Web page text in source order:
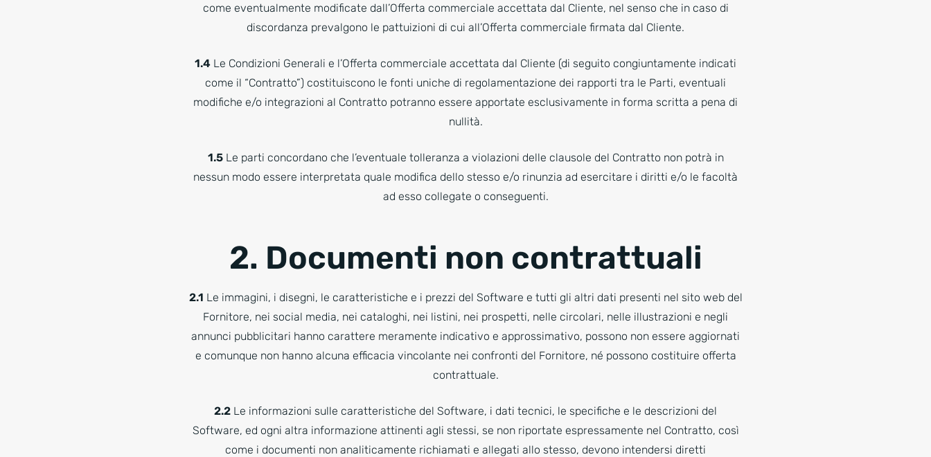
come eventualmente modificate dall’Offerta commerciale accettata dal Cliente, nel senso che in caso di
discordanza prevalgono le pattuizioni di cui all’Offerta commerciale firmata dal Cliente.
1.4 Le Condizioni Generali e l’Offerta commerciale accettata dal Cliente (di seguito congiuntamente indicati
come il “Contratto”) costituiscono le fonti uniche di regolamentazione dei rapporti tra le Parti, eventuali
modifiche e/o integrazioni al Contratto potranno essere apportate esclusivamente in forma scritta a pena di
nullità.
1.5Le parti concordano che l’eventuale tolleranza a violazioni delle clausole del Contratto non potrà in
nessun modo essere interpretata quale modifica dello stesso e/o rinunzia ad esercitare i diritti e/o le facoltà
ad esso collegate o conseguenti.
2. Documenti non contrattuali
2.1 Le immagini, i disegni, le caratteristiche e i prezzi del Software e tutti gli altri dati presenti nel sito web del
Fornitore, nei social media, nei cataloghi, nei listini, nei prospetti, nelle circolari, nelle illustrazioni e negli
annunci pubblicitari hanno carattere meramente indicativo e approssimativo, possono non essere aggiornati
e comunque non hanno alcuna efficacia vincolante nei confronti del Fornitore, né possono costituire offerta
contrattuale.
2.2 Le informazioni sulle caratteristiche del Software, i dati tecnici, le specifiche e le descrizioni del
Software, ed ogni altra informazione attinenti agli stessi, se non riportate espressamente nel Contratto, così
come i documenti non analiticamente richiamati e allegati allo stesso, devono intendersi diretti